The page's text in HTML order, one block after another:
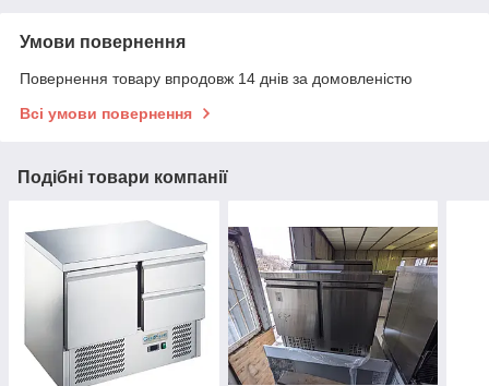
Умови повернення
Повернення товару впродовж 14 днів за домовленістю
Всі умови повернення
Подібні товари компанії